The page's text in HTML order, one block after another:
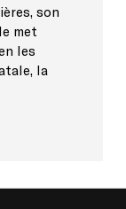
son
met
les
la